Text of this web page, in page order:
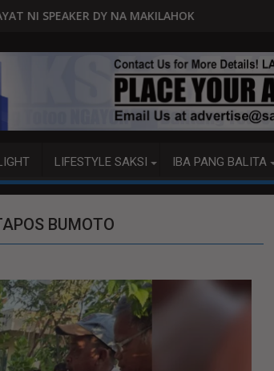
SA PAGBUO NG MGA BATAS
MALACAÑANG PINAAARAL NA SA
LIFESTYLE SAKSI IBA PANG BALITA
BUMOTO